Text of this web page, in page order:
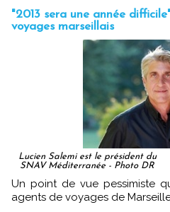
"2013 sera une année
voyages marseillais
Lucien Salemi est le président du
SNAV Méditerranée - Photo DR
Un point de vue pessimiste que semblent partagent les
agents de voyages de